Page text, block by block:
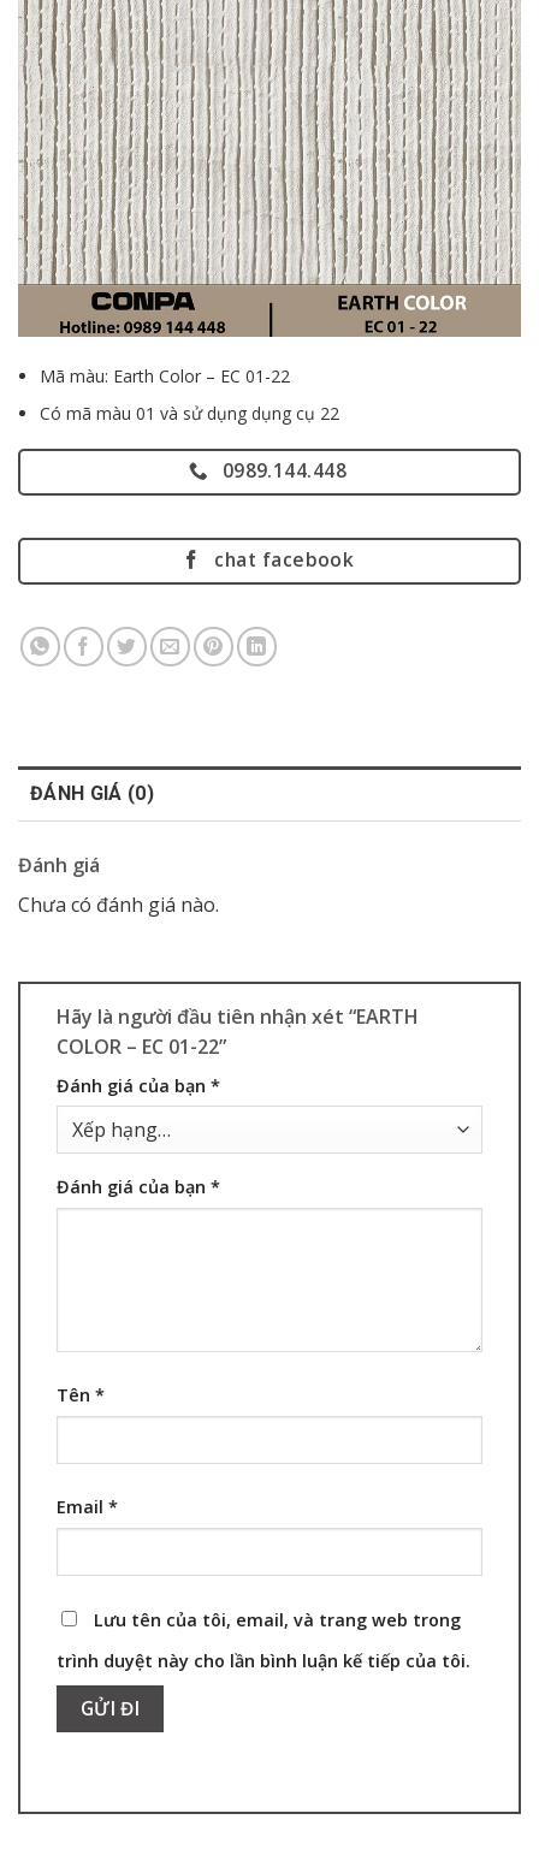
Mã màu: Earth Color – EC 01-22
Có mã màu 01 và sử dụng dụng cụ 22
0989.144.448
chat facebook
ĐÁNH GIÁ (0)
Đánh giá
Chưa có đánh giá nào.
Hãy là người đầu tiên nhận xét “EARTH
COLOR – EC 01-22”
Đánh giá của bạn *
Đánh giá của bạn *
Tên *
Email *
Lưu tên của tôi, email, và trang web trong
trình duyệt này cho lần bình luận kế tiếp của tôi.